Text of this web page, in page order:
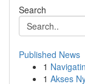
Search
Published News
1
1 Akses